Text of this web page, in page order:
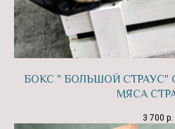
БОКС " БОЛЬШОЙ СТРАУС"
МЯСА
3 700 р.